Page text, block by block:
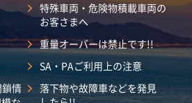
情
特殊車両・危険物積載車両の
お客さまへ
重量オーバーは禁止です!!
SA・PAご利用上の注意
落下物や故障車などを発見